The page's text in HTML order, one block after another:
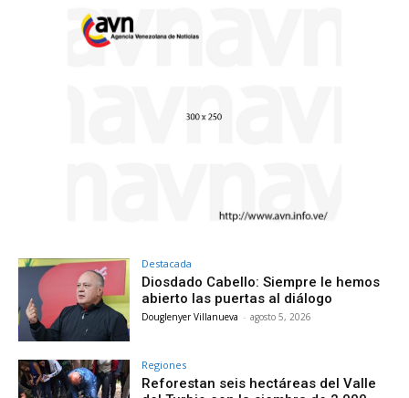
Destacada
Diosdado Cabello: Siempre le hemos
abierto las puertas al diálogo
Douglenyer Villanueva - agosto 5, 2026
Regiones
Reforestan seis hectáreas del Valle